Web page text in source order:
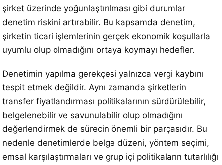
şirket üzerinde yoğunlaştırılması gibi durumlar
denetim riskini artırabilir. Bu kapsamda denetim,
şirketin ticari işlemlerinin gerçek ekonomik koşullarla
uyumlu olup olmadığını ortaya koymayı hedefler.
Denetimin yapılma gerekçesi yalnızca vergi kaybını
tespit etmek değildir. Aynı zamanda şirketlerin
transfer fiyatlandırması politikalarının sürdürülebilir,
belgelenebilir ve savunulabilir olup olmadığını
değerlendirmek de sürecin önemli bir parçasıdır. Bu
nedenle denetimlerde belge düzeni, yöntem seçimi,
emsal karşılaştırmaları ve grup içi politikaların tutarlılığı